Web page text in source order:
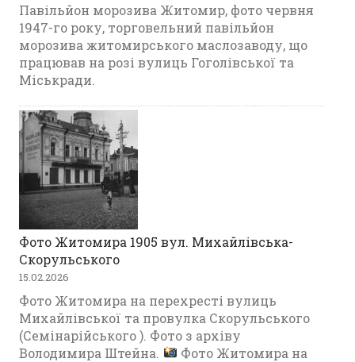
Павільйон морозива Житомир, фото червня
1947-го року, торговельний павільйон
морозива житомирського маслозаводу, що
працював на розі вулиць Гоголівської та
Міськради.
Фото Житомира 1905 вул. Михайлівська-
Скорульського
15.02.2026
Фото Житомира на перехресті вулиць
Михайлівської та провулка Скорульського
(Семінарійського ). Фото з архіву
Володимира Штейна.
Фото Житомира на